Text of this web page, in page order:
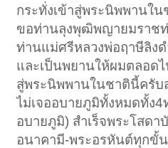
กระทั่งเข้าสู่พระนิพพานใ
ขอท่านลุงพุฒิพญายมราช
ท่านแม่ศรีหลวงพ่อฤาษีลิง
และเป็นพยานให้ผมตลอด
สู่พระนิพพานในชาตินี้ครับ
ไม่เจออบายภูมิทั้งหมดทั้ง
อบายภูมิ) สำเร็จพระโสด
อนาคามี-พระอรหันต์ทุกขั้